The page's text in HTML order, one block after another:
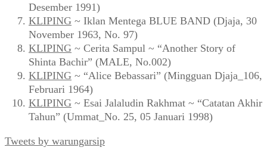
Desember 1991)
KLIPING ~ Iklan Mentega BLUE BAND (Djaja, 30
November 1963, No. 97)
KLIPING ~ Cerita Sampul ~ “Another Story of
Shinta Bachir” (MALE, No.002)
KLIPING ~ “Alice Bebassari” (Mingguan Djaja_106,
Februari 1964)
KLIPING ~ Esai Jalaludin Rakhmat ~ “Catatan Akhir
Tahun” (Ummat_No. 25, 05 Januari 1998)
Tweets by warungarsip